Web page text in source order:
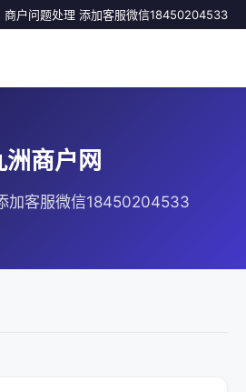
商户问题处理 添加客服微信18450204533
洲商户网
加客服微信18450204533